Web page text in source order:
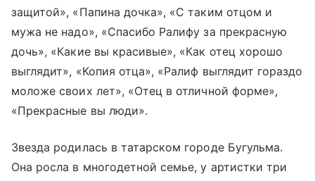
защитой», «Папина дочка», «С таким отцом и
мужа не надо», «Спасибо Ралифу за прекрасную
дочь», «Какие вы красивые», «Как отец хорошо
выглядит», «Копия отца», «Ралиф выглядит гораздо
моложе своих лет», «Отец в отличной форме»,
«Прекрасные вы люди».
Звезда родилась в татарском городе Бугульма.
Она росла в многодетной семье, у артистки три